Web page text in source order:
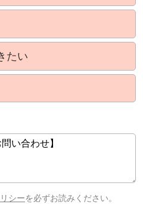
たい
シーを必ずお読みください。